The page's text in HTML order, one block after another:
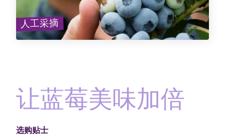
人工采摘
让蓝莓美味加倍
选购贴士